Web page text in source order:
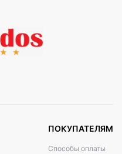
ПОКУПАТЕЛЯМ
Способы оплаты